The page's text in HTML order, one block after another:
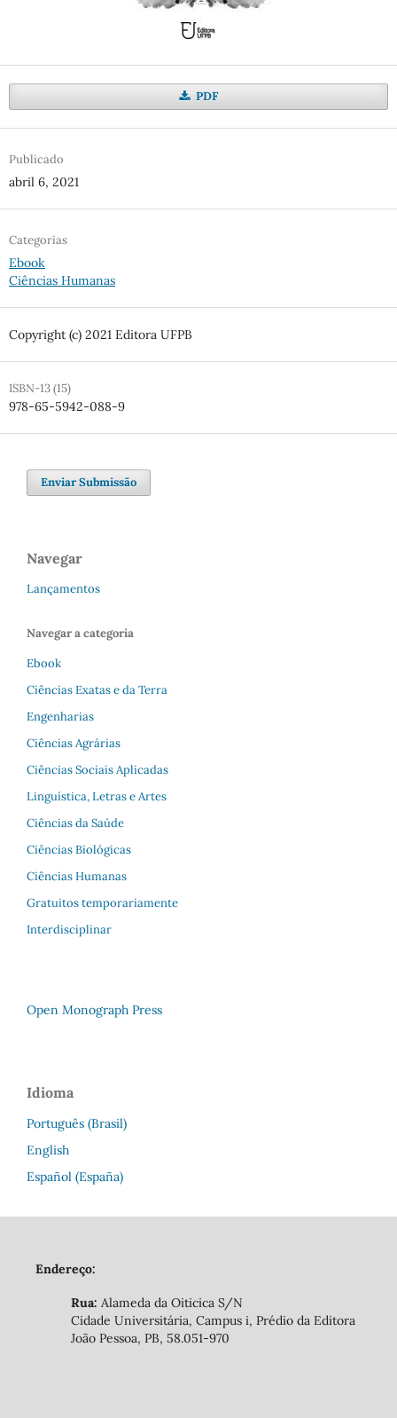
PDF
Publicado
abril 6, 2021
Categorias
Ebook
Ciências Humanas
Copyright (c) 2021 Editora UFPB
ISBN-13 (15)
978-65-5942-088-9
Enviar Submissão
Navegar
Lançamentos
Navegar a categoria
Ebook
Ciências Exatas e da Terra
Engenharias
Ciências Agrárias
Ciências Sociais Aplicadas
Linguística, Letras e Artes
Ciências da Saúde
Ciências Biológicas
Ciências Humanas
Gratuitos temporariamente
Interdisciplinar
Open Monograph Press
Idioma
Português (Brasil)
English
Español (España)
Endereço:
Rua: Alameda da Oiticica S/N
Cidade Universitária, Campus i, Prédio da Editora
João Pessoa, PB, 58.051-970